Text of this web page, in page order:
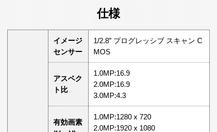
仕様
イメージ
センサー
1/2.8” プログレッシブ スキャン C
MOS
アスペク
ト比
1.0MP:16.9
2.0MP:16.9
3.0MP:4.3
有効画素
1.0MP:1280 x 720
2.0MP:1920 x 1080